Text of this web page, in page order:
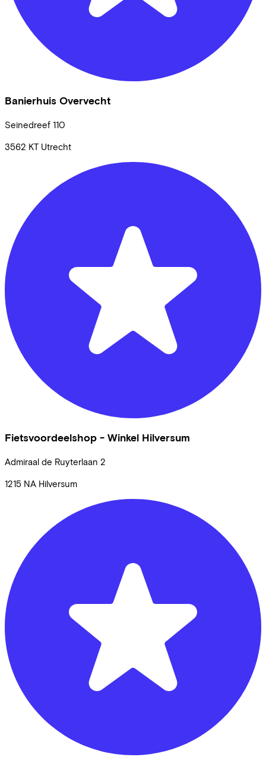
Banierhuis Overvecht
Seinedreef 110
3562 KT Utrecht
Fietsvoordeelshop - Winkel Hilversum
Admiraal de Ruyterlaan 2
1215 NA Hilversum